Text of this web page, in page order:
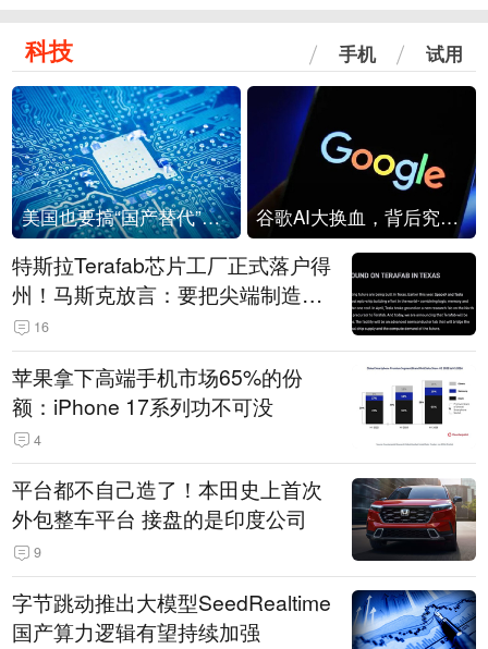
科技 手机 试用
美国也要搞“国产替代”？先算清三笔账 谷歌AI大换血，背后究竟发生了什么？
特斯拉Terafab芯片工厂正式落户得
州！马斯克放言：要把尖端制造带
回美国
16
苹果拿下高端手机市场65%的份
额：iPhone 17系列功不可没
4
平台都不自己造了！本田史上首次
外包整车平台 接盘的是印度公司
9
字节跳动推出大模型SeedRealtime
国产算力逻辑有望持续加强